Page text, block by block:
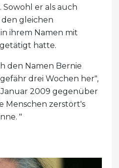
er als auch
gleichen
ihrem Namen mit
hatte.
den Namen Bernie
drei Wochen her",
2009 gegenüber
Menschen zerstört's
"